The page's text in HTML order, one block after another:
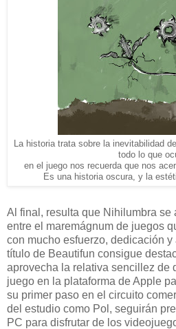
La historia trata sobre la inevitabilidad
todo lo que
en el juego nos recuerda que nos
Es una historia oscura, y la
Al final, resulta que Nihilumbra se
entre el maremágnum de juegos
con mucho esfuerzo, dedicación y
título de Beautifun consigue
aprovecha la relativa sencillez de
juego en la plataforma de Apple
su primer paso en el circuito
del estudio como Pol, seguirán
PC para disfrutar de los